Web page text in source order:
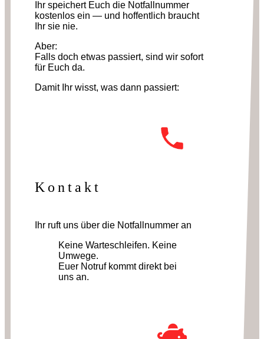
Ihr speichert Euch die Notfallnummer
kostenlos ein — und hoffentlich braucht
Ihr sie nie.
Aber:
Falls doch etwas passiert, sind wir sofort
für Euch da.
Damit Ihr wisst, was dann passiert:
Kontakt
Ihr ruft uns über die Notfallnummer an
Keine Warteschleifen. Keine
Umwege.
Euer Notruf kommt direkt bei
uns an.